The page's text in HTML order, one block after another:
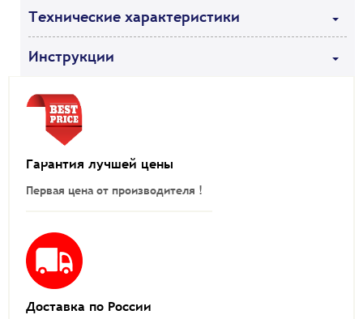
Технические характеристики
Инструкции
Гарантия лучшей цены
Первая цена от производителя !
Доставка по России